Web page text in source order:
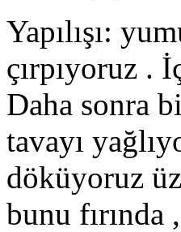
Yapılışı:
çırpıyoruz .
Daha sonra
tavayı
döküyoruz
bunu